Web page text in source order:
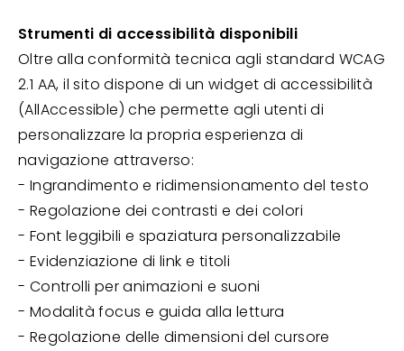
Strumenti di accessibilità disponibili
Oltre alla conformità tecnica agli standard WCAG
2.1 AA, il sito dispone di un widget di accessibilità
(AllAccessible) che permette agli utenti di
personalizzare la propria esperienza di
navigazione attraverso:
- Ingrandimento e ridimensionamento del testo
- Regolazione dei contrasti e dei colori
- Font leggibili e spaziatura personalizzabile
- Evidenziazione di link e titoli
- Controlli per animazioni e suoni
- Modalità focus e guida alla lettura
- Regolazione delle dimensioni del cursore